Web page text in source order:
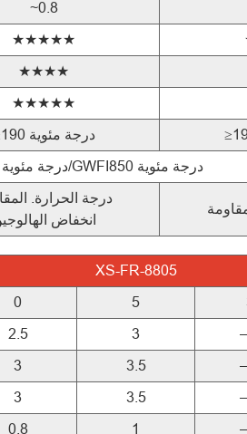
~0.8
★★★★★
★★★★
★★★★★
≥190 درجة مئوية
GWIT750 درجة مئوية/GWFI850 درجة مئوية
درجة الحرارة.
انخفاض
XS-FR-8805
0 5
2.5 3
3 3.5
3 3.5
0.8 1